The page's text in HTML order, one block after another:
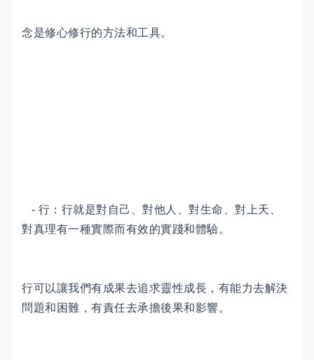
念是修心修行的方法和工具。
- 行：行就是對自己、對他人、對生命、對上天、
對真理有一種實際而有效的實踐和體驗。
行可以讓我們有成果去追求靈性成長，有能力去解決
問題和困難，有責任去承擔後果和影響。